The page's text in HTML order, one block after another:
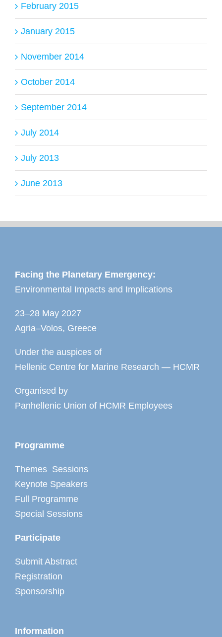
February 2015
January 2015
November 2014
October 2014
September 2014
July 2014
July 2013
June 2013
Facing the Planetary Emergency:
Environmental Impacts and Implications
23–28 May 2027
Agria–Volos, Greece
Under the auspices of
Hellenic Centre for Marine Research — HCMR
Organised by
Panhellenic Union of HCMR Employees
Programme
Themes Sessions
Keynote Speakers
Full Programme
Special Sessions
Participate
Submit Abstract
Registration
Sponsorship
Information